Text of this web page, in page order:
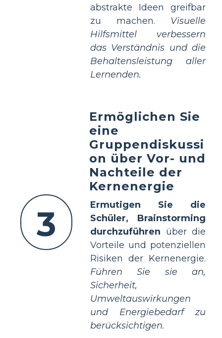
abstrakte Ideen greifbar
zu machen. Visuelle
Hilfsmittel verbessern
das Verständnis und die
Behaltensleistung aller
Lernenden.
3
Ermöglichen Sie
eine
Gruppendiskussi
on über Vor- und
Nachteile der
Kernenergie
Ermutigen Sie die
Schüler, Brainstorming
durchzuführen über die
Vorteile und potenziellen
Risiken der Kernenergie.
Führen Sie sie an,
Sicherheit,
Umweltauswirkungen
und Energiebedarf zu
berücksichtigen.